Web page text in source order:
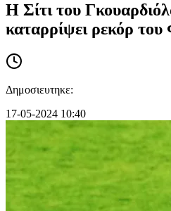
Η Σίτι του
καταρρίψει ρεκόρ του
Δημοσιευτηκε:
17-05-2024 10:40